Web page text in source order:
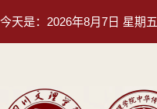
今天是： 2026年8月7日 星期五